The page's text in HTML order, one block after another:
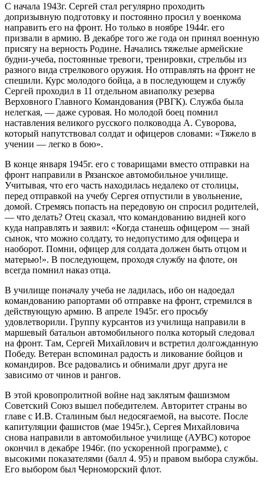
С начала 1943г. Сергей стал регулярно проходить
допризывную подготовку и постоянно просил у военкома
направить его на фронт. Но только в ноябре 1944г. его
призвали в армию. В декабре того же года он принял военную
присягу на верность Родине. Начались тяжелые армейские
будни-учеба, постоянные тревоги, тренировки, стрельбы из
разного вида стрелкового оружия. Но отправлять на фронт не
спешили. Курс молодого бойца, а в последующем и службу
Сергей проходил в 11 отдельном авиаполку резерва
Верховного Главного Командования (РВГК). Служба была
нелегкая, — даже суровая. Но молодой боец помнил
наставления великого русского полководца А. Суворова,
который напутствовал солдат и офицеров словами: «Тяжело в
учении — легко в бою».
В конце января 1945г. его с товарищами вместо отправки на
фронт направили в Рязанское автомобильное училище.
Учитывая, что его часть находилась недалеко от столицы,
перед отправкой на учебу Сергея отпустили в увольнение,
домой. Стремясь попасть на передовую он спросил родителей,
— что делать? Отец сказал, что командованию видней кого
куда направлять и заявил: «Когда станешь офицером — знай
сынок, что можно солдату, то недопустимо для офицера и
наоборот. Помни, офицер для солдата должен быть отцом и
матерью!». В последующем, проходя службу на флоте, он
всегда помнил наказ отца.
В училище поначалу учеба не ладилась, ибо он надоедал
командованию рапортами об отправке на фронт, стремился в
действующую армию. В апреле 1945г. его просьбу
удовлетворили. Группу курсантов из училища направили в
маршевый батальон автомобильного полка который следовал
на фронт. Там, Сергей Михайлович и встретил долгожданную
Победу. Ветеран вспоминал радость и ликование бойцов и
командиров. Все радовались и обнимали друг друга не
зависимо от чинов и рангов.
В этой кровопролитной войне над заклятым фашизмом
Советский Союз вышел победителем. Авторитет страны во
главе с И.В. Сталиным был недосягаемой, на высоте. После
капитуляции фашистов (мае 1945г.), Сергея Михайловича
снова направили в автомобильное училище (АУВС) которое
окончил в декабре 1946г. (по ускоренной программе), с
высокими показателями (балл 4. 95) и правом выбора службы.
Его выбором был Черноморский флот.